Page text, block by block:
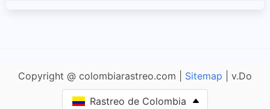
Copyright @ colombiarastreo.com | Sitemap | v.Do
Rastreo de Colombia